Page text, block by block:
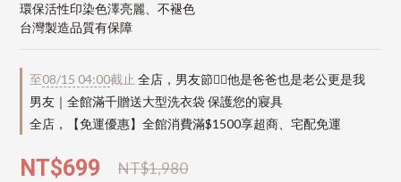
環保活性印染色澤亮麗、不褪色
台灣製造品質有保障
至08/15 04:00截止 全店，男友節👱‍♂️他是爸爸也是老公更是我
男友｜全館滿千贈送大型洗衣袋 保護您的寢具
全店，【免運優惠】全館消費滿$1500享超商、宅配免運
NT$1,980
NT$699